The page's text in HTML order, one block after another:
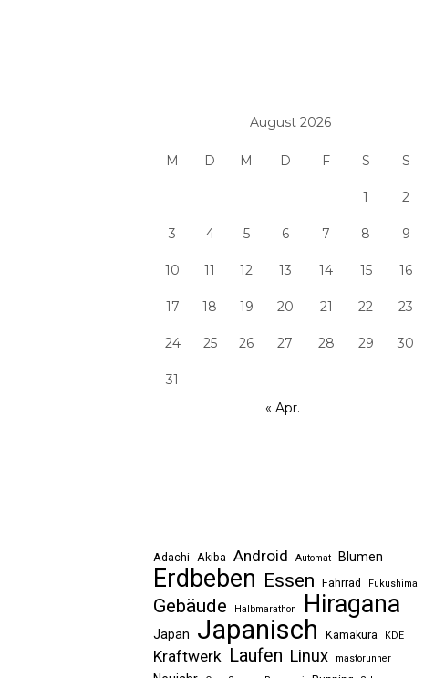
August 2026
M D M D F S S
1 2
3 4 5 6 7 8 9
10 11 12 13 14 15 16
17 18 19 20 21 22 23
24 25 26 27 28 29 30
31
« Apr.
Adachi Akiba Android Automat Blumen
Erdbeben Essen Fahrrad Fukushima
Gebäude Halbmarathon Hiragana
Japan Japanisch Kamakura KDE
Kraftwerk Laufen Linux mastorunner